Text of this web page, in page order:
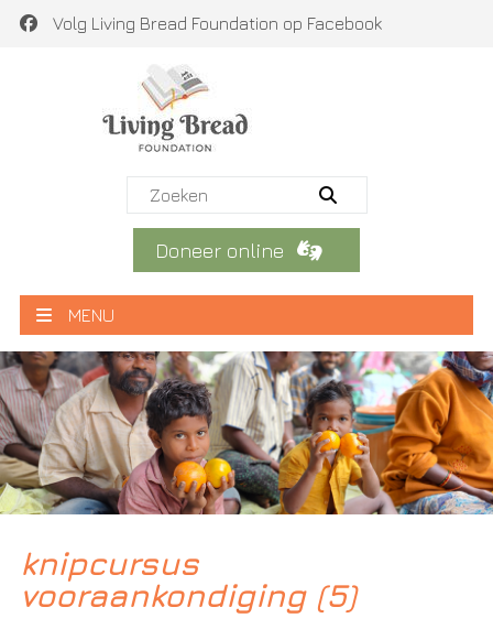
Volg Living Bread Foundation op Facebook
Doneer online
MENU
knipcursus
vooraankondiging (5)